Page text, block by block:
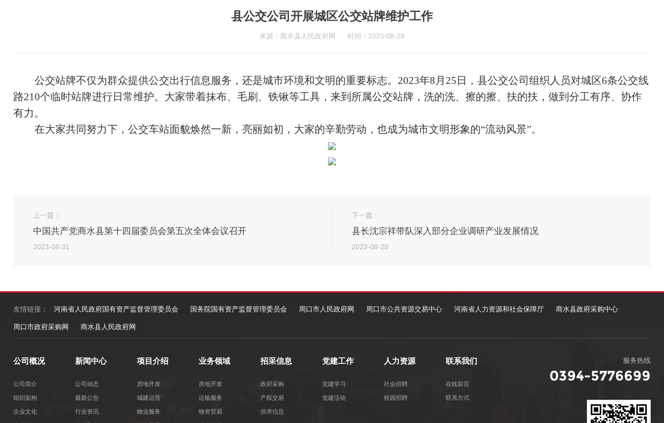
县公交公司开展城区公交站牌维护工作
来源：商水县人民政府网 时间：2023-08-28
公交站牌不仅为群众提供公交出行信息服务，还是城市环境和文明的重要标志。2023年8月 25 日 ， 县公交公司 组织人员对城区6条公交线
路210个临时站牌进行日常维护。大家带着抹布、毛刷、 铁锹等工具， 来到所属公交站牌，洗的洗、擦的擦、 扶的扶，做到分工有序、协作
有力 。
在大家共同努力下，公交车站面貌焕然一新，亮丽如初，大家的辛勤劳动，也成为城市文明形象的“流动风景”。
上一篇：
中国共产党商水县第十四届委员会第五次全体会议召开
2023-08-31
下一篇：
县长沈宗祥带队深入部分企业调研产业发展情况
2023-08-28
友情链接： 河南省人民政府国有资产监督管理委员会 国务院国有资产监督管理委员会 周口市人民政府网 周口市公共资源交易中心 河南省人力资源和社会保障厅 商水县政府采购中心
周口市政府采购网 商水县人民政府网
公司概况
公司简介
组织架构
企业文化
新闻中心
公司动态
最新公告
行业资讯
项目介绍
房地开发
城建运营
物业服务
业务领域
房地开发
运输服务
物资贸易
招采信息
政府采购
产权交易
供求信息
党建工作
党建学习
党建活动
人力资源
社会招聘
校园招聘
联系我们
在线留言
联系方式
服务热线
0394-5776699